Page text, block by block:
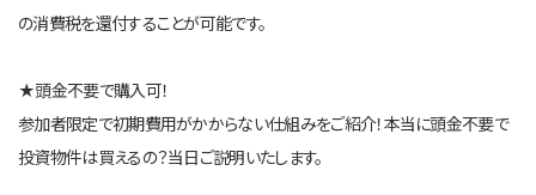
の消費税を還付することが可能です。
★頭金不要で購入可！
参加者限定で初期費用がかからない仕組みをご紹介！本当に頭金不要で
投資物件は買えるの？当日ご説明いたします。